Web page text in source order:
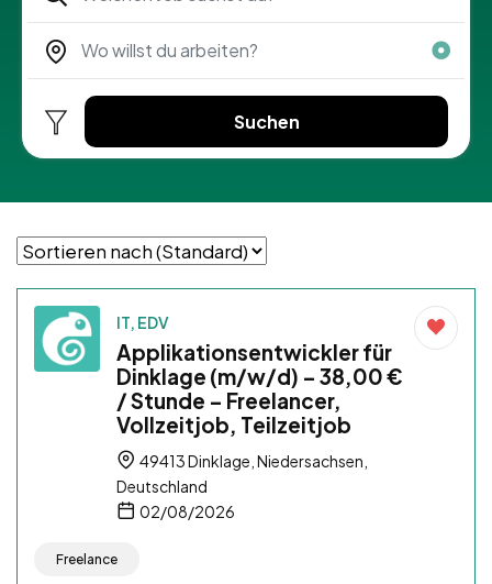
Suchen
IT, EDV
Applikationsentwickler für
Dinklage (m/w/d) – 38,00 €
/ Stunde – Freelancer,
Vollzeitjob, Teilzeitjob
49413 Dinklage, Niedersachsen,
Deutschland
02/08/2026
Freelance